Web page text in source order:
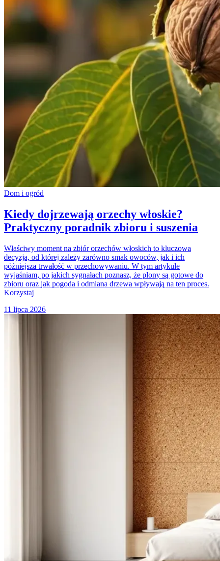
Dom i ogród
Kiedy dojrzewają orzechy włoskie?
Praktyczny poradnik zbioru i suszenia
Właściwy moment na zbiór orzechów włoskich to kluczowa
decyzja, od której zależy zarówno smak owoców, jak i ich
późniejsza trwałość w przechowywaniu. W tym artykule
wyjaśniam, po jakich sygnałach poznasz, że plony są gotowe do
zbioru oraz jak pogoda i odmiana drzewa wpływają na ten proces.
Korzystaj
11 lipca 2026